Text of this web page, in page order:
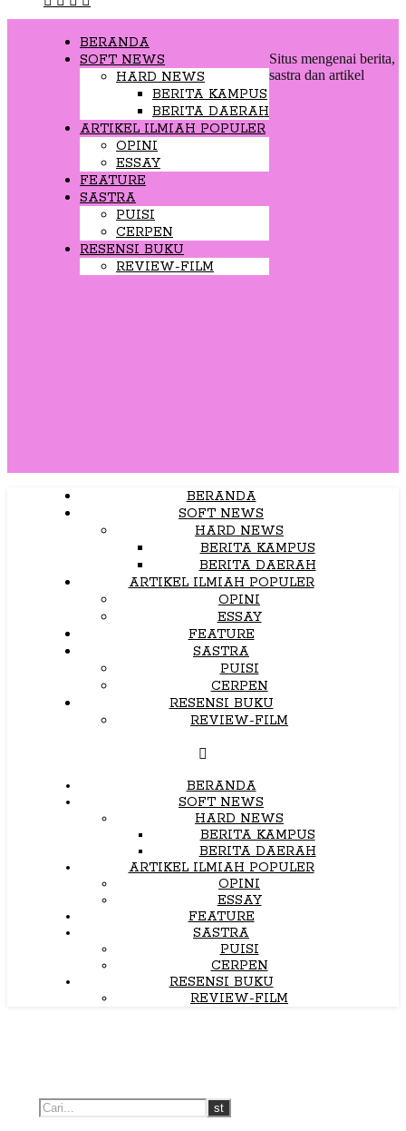
BERANDA
SOFT NEWS
HARD NEWS
BERITA KAMPUS
BERITA DAERAH
ARTIKEL ILMIAH POPULER
OPINI
ESSAY
FEATURE
SASTRA
PUISI
CERPEN
RESENSI BUKU
REVIEW-FILM
Situs mengenai berita,
sastra dan artikel
BERANDA
SOFT NEWS
HARD NEWS
BERITA KAMPUS
BERITA DAERAH
ARTIKEL ILMIAH POPULER
OPINI
ESSAY
FEATURE
SASTRA
PUISI
CERPEN
RESENSI BUKU
REVIEW-FILM
BERANDA
SOFT NEWS
HARD NEWS
BERITA KAMPUS
BERITA DAERAH
ARTIKEL ILMIAH POPULER
OPINI
ESSAY
FEATURE
SASTRA
PUISI
CERPEN
RESENSI BUKU
REVIEW-FILM